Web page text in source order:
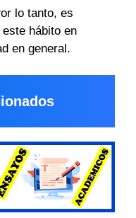
lo tanto, es
hábito en
en general.